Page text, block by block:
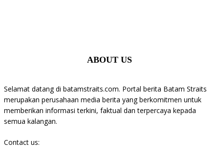
ABOUT US
Selamat datang di batamstraits.com. Portal berita Batam Straits
merupakan perusahaan media berita yang berkomitmen untuk
memberikan informasi terkini, faktual dan terpercaya kepada
semua kalangan.
Contact us: